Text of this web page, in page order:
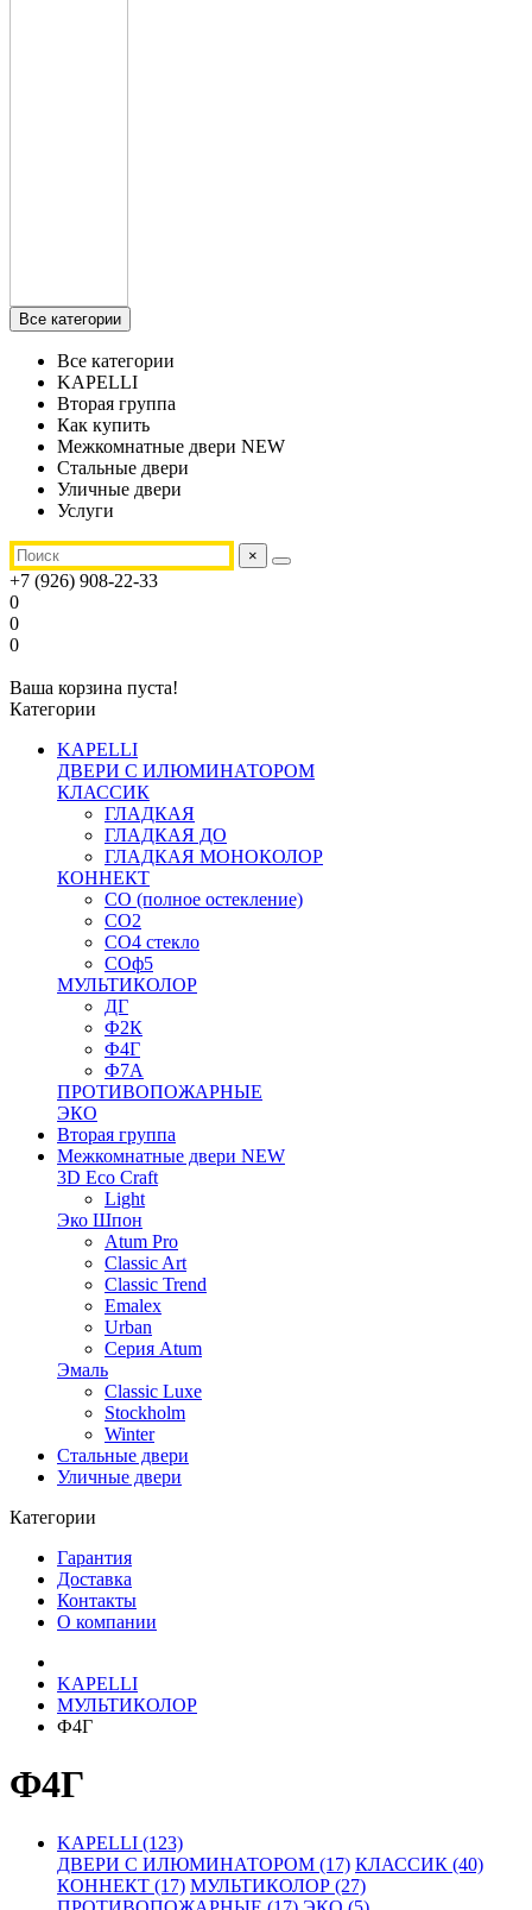
Все категории
Все категории
KAPELLI
Вторая группа
Как купить
Межкомнатные двери NEW
Стальные двери
Уличные двери
Услуги
×
+7 (926) 908-22-33
0
0
0
Ваша корзина пуста!
Категории
KAPELLI
ДВЕРИ С ИЛЮМИНАТОРОМ
КЛАССИК
ГЛАДКАЯ
ГЛАДКАЯ ДО
ГЛАДКАЯ МОНОКОЛОР
КОННЕКТ
СО (полное остекление)
СО2
СО4 стекло
СОф5
МУЛЬТИКОЛОР
ДГ
Ф2К
Ф4Г
Ф7А
ПРОТИВОПОЖАРНЫЕ
ЭКО
Вторая группа
Межкомнатные двери NEW
3D Eco Craft
Light
Эко Шпон
Atum Pro
Classic Art
Classic Trend
Emalex
Urban
Серия Atum
Эмаль
Classic Luxe
Stockholm
Winter
Стальные двери
Уличные двери
Категории
Гарантия
Доставка
Контакты
О компании
KAPELLI
МУЛЬТИКОЛОР
Ф4Г
Ф4Г
KAPELLI (123)
ДВЕРИ С ИЛЮМИНАТОРОМ (17) КЛАССИК (40)
КОННЕКТ (17) МУЛЬТИКОЛОР (27)